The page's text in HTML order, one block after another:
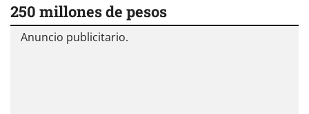
250 millones de pesos